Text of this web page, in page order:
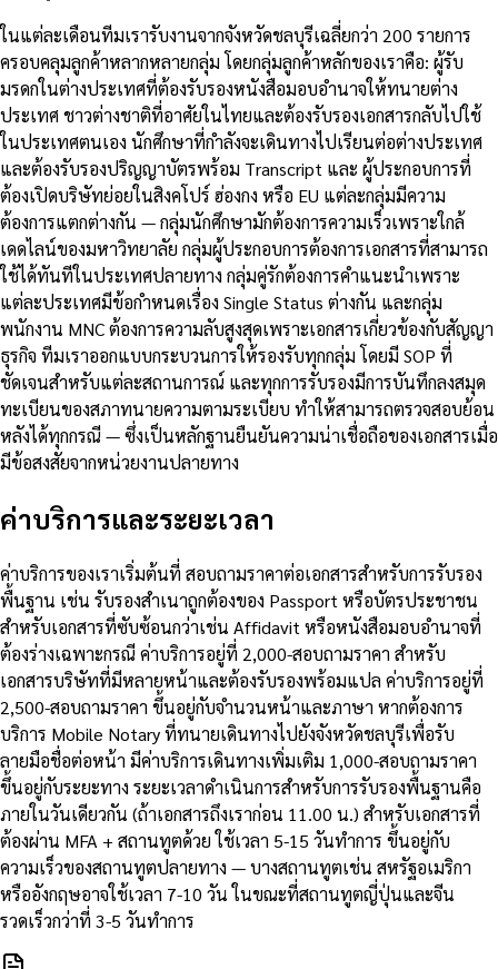
ในแต่ละเดือนทีมเรารับงานจากจังหวัดชลบุรีเฉลี่ยกว่า 200 รายการ
ครอบคลุมลูกค้าหลากหลายกลุ่ม โดยกลุ่มลูกค้าหลักของเราคือ: ผู้รับ
มรดกในต่างประเทศที่ต้องรับรองหนังสือมอบอำนาจให้ทนายต่าง
ประเทศ ชาวต่างชาติที่อาศัยในไทยและต้องรับรองเอกสารกลับไปใช้
ในประเทศตนเอง นักศึกษาที่กำลังจะเดินทางไปเรียนต่อต่างประเทศ
และต้องรับรองปริญญาบัตรพร้อม Transcript และ ผู้ประกอบการที่
ต้องเปิดบริษัทย่อยในสิงคโปร์ ฮ่องกง หรือ EU แต่ละกลุ่มมีความ
ต้องการแตกต่างกัน — กลุ่มนักศึกษามักต้องการความเร็วเพราะใกล้
เดดไลน์ของมหาวิทยาลัย กลุ่มผู้ประกอบการต้องการเอกสารที่สามารถ
ใช้ได้ทันทีในประเทศปลายทาง กลุ่มคู่รักต้องการคำแนะนำเพราะ
แต่ละประเทศมีข้อกำหนดเรื่อง Single Status ต่างกัน และกลุ่ม
พนักงาน MNC ต้องการความลับสูงสุดเพราะเอกสารเกี่ยวข้องกับสัญญา
ธุรกิจ ทีมเราออกแบบกระบวนการให้รองรับทุกกลุ่ม โดยมี SOP ที่
ชัดเจนสำหรับแต่ละสถานการณ์ และทุกการรับรองมีการบันทึกลงสมุด
ทะเบียนของสภาทนายความตามระเบียบ ทำให้สามารถตรวจสอบย้อน
หลังได้ทุกกรณี — ซึ่งเป็นหลักฐานยืนยันความน่าเชื่อถือของเอกสารเมื่อ
มีข้อสงสัยจากหน่วยงานปลายทาง
ค่าบริการและระยะเวลา
ค่าบริการของเราเริ่มต้นที่ สอบถามราคาต่อเอกสารสำหรับการรับรอง
พื้นฐาน เช่น รับรองสำเนาถูกต้องของ Passport หรือบัตรประชาชน
สำหรับเอกสารที่ซับซ้อนกว่าเช่น Affidavit หรือหนังสือมอบอำนาจที่
ต้องร่างเฉพาะกรณี ค่าบริการอยู่ที่ 2,000-สอบถามราคา สำหรับ
เอกสารบริษัทที่มีหลายหน้าและต้องรับรองพร้อมแปล ค่าบริการอยู่ที่
2,500-สอบถามราคา ขึ้นอยู่กับจำนวนหน้าและภาษา หากต้องการ
บริการ Mobile Notary ที่ทนายเดินทางไปยังจังหวัดชลบุรีเพื่อรับ
ลายมือชื่อต่อหน้า มีค่าบริการเดินทางเพิ่มเติม 1,000-สอบถามราคา
ขึ้นอยู่กับระยะทาง ระยะเวลาดำเนินการสำหรับการรับรองพื้นฐานคือ
ภายในวันเดียวกัน (ถ้าเอกสารถึงเราก่อน 11.00 น.) สำหรับเอกสารที่
ต้องผ่าน MFA + สถานทูตด้วย ใช้เวลา 5-15 วันทำการ ขึ้นอยู่กับ
ความเร็วของสถานทูตปลายทาง — บางสถานทูตเช่น สหรัฐอเมริกา
หรืออังกฤษอาจใช้เวลา 7-10 วัน ในขณะที่สถานทูตญี่ปุ่นและจีน
รวดเร็วกว่าที่ 3-5 วันทำการ